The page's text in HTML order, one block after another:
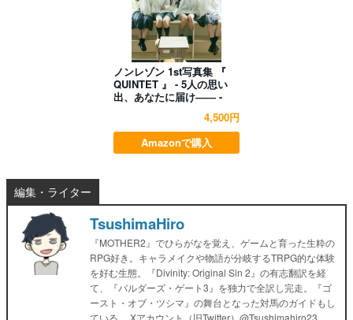
ノンレゾン 1st写真集 『
QUINTET 』 - 5人の思い
出、あなたに届け―― -
4,500円
Amazonで購入
編集・ライター
TsushimaHiro
『MOTHER2』でひらがなを覚え、ゲームと育った生粋の
RPG好き。キャラメイクや物語が分岐するTRPG的な体験
を好む生態。『Divinity: Original Sin 2』の有志翻訳を経
て、『バルダーズ・ゲート3』を独力で全訳し完走。『ゴ
ースト・オブ・ツシマ』の舞台となった対馬のガイドもし
ている。 Xアカウント（旧Twitter）@Tsushimahiro23